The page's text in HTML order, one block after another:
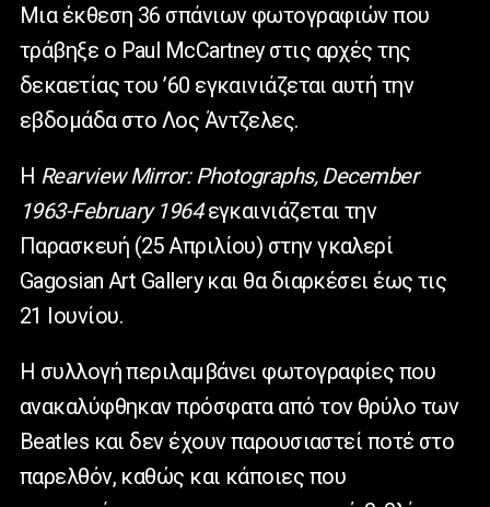
Μια έκθεση 36 σπάνιων φωτογραφιών που
τράβηξε ο Paul McCartneyστις αρχές της
δεκαετίας του ’60 εγκαινιάζεται αυτή την
εβδομάδα στο Λος Άντζελες.
Η Rearview Mirror: Photographs, December
1963-February 1964εγκαινιάζεται την
Παρασκευή (25 Απριλίου) στην γκαλερί
Gagosian Art Gallery και θα διαρκέσει έως τις
21 Ιουνίου.
Η συλλογή περιλαμβάνει φωτογραφίες που
ανακαλύφθηκαν πρόσφατα από τον θρύλο των
Beatles και δεν έχουν παρουσιαστεί ποτέ στο
παρελθόν, καθώς και κάποιες που